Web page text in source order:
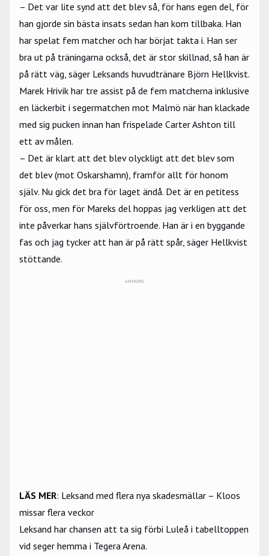
– Det var lite synd att det blev så, för hans egen del, för
han gjorde sin bästa insats sedan han kom tillbaka. Han
har spelat fem matcher och har börjat takta i. Han ser
bra ut på träningarna också, det är stor skillnad, så han är
på rätt väg, säger Leksands huvudtränare Björn Hellkvist.
Marek Hrivik har tre assist på de fem matcherna inklusive
en läckerbit i segermatchen mot Malmö när han klackade
med sig pucken innan han frispelade Carter Ashton till
ett av målen.
– Det är klart att det blev olyckligt att det blev som
det blev (mot Oskarshamn), framför allt för honom
själv. Nu gick det bra för laget ändå. Det är en petitess
för oss, men för Mareks del hoppas jag verkligen att det
inte påverkar hans självförtroende. Han är i en byggande
fas och jag tycker att han är på rätt spår, säger Hellkvist
stöttande.
ANNONS
LÄS MER: Leksand med flera nya skadesmällar – Kloos
missar flera veckor
Leksand har chansen att ta sig förbi Luleå i tabelltoppen
vid seger hemma i Tegera Arena.